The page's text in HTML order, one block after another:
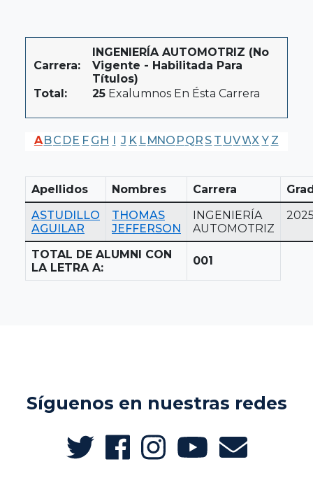
Carrera:
INGENIERÍA AUTOMOTRIZ (No
Vigente - Habilitada Para
Títulos)
Total:
25 Exalumnos En Ésta Carrera
ABC DE F G H I J K LMNO PQR S T UVWX Y Z
Apellidos Nombres Carrera
ASTUDILLO
AGUILAR
THOMAS
JEFFERSON
INGENIERÍA
AUTOMOTRIZ
TOTAL DE ALUMNI CON
LA LETRA A:
001
Síguenos en nuestras redes